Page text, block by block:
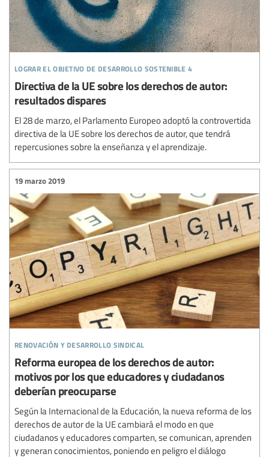
lograr el objetivo de desarrollo sostenible 4
Directiva de la UE sobre los derechos de autor:
resultados dispares
El 28 de marzo, el Parlamento Europeo adoptó la controvertida
directiva de la UE sobre los derechos de autor, que tendrá
repercusiones sobre la enseñanza y el aprendizaje.
renovación y desarrollo sindical
19 marzo 2019
Reforma europea de los derechos de autor:
motivos por los que educadores y ciudadanos
deberían preocuparse
Según la Internacional de la Educación, la nueva reforma de los
derechos de autor de la UE cambiará el modo en que
ciudadanos y educadores comparten, se comunican, aprenden
y generan conocimientos, poniendo en peligro el diálogo